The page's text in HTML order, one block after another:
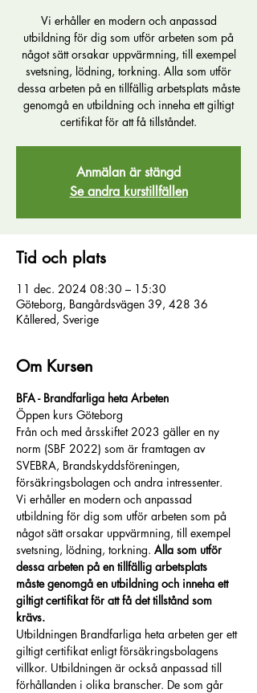
Vi erhåller en modern och anpassad
utbildning för dig som utför arbeten som på
något sätt orsakar uppvärmning, till exempel
svetsning, lödning, torkning. Alla som utför
dessa arbeten på en tillfällig arbetsplats måste
genomgå en utbildning och inneha ett giltigt
certifikat för att få tillståndet.
Anmälan är stängd
Se andra kurstillfällen
Tid och plats
11 dec. 2024 08:30 – 15:30
Göteborg, Bangårdsvägen 39, 428 36
Kållered, Sverige
Om Kursen
BFA - Brandfarliga heta Arbeten
Öppen kurs Göteborg
Från och med årsskiftet 2023 gäller en ny
norm (SBF 2022) som är framtagen av
SVEBRA, Brandskyddsföreningen,
försäkringsbolagen och andra intressenter.
Vi erhåller en modern och anpassad
utbildning för dig som utför arbeten som på
något sätt orsakar uppvärmning, till exempel
svetsning, lödning, torkning. Alla som utför
dessa arbeten på en tillfällig arbetsplats
måste genomgå en utbildning och inneha ett
giltigt certifikat för att få det tillstånd som
krävs.
Utbildningen Brandfarliga heta arbeten ger ett
giltigt certifikat enligt försäkringsbolagens
villkor. Utbildningen är också anpassad till
förhållanden i olika branscher. De som går